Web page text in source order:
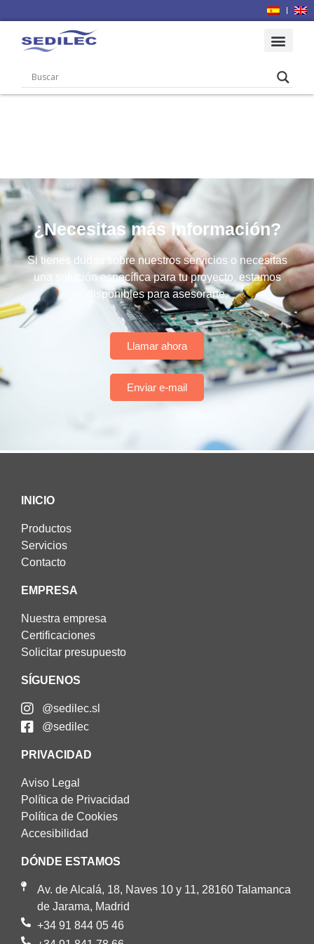
¿Necesitas más información?
Si tienes dudas sobre nuestros servicios o necesitas
una solución específica para tu proyecto, estamos
disponibles para asesorarte.
Llamar ahora
Enviar e-mail
INICIO
Productos
Servicios
Contacto
EMPRESA
Nuestra empresa
Certificaciones
Solicitar presupuesto
SÍGUENOS
@sedilec.sl
@sedilec
PRIVACIDAD
Aviso Legal
Política de Privacidad
Política de Cookies
Accesibilidad
DÓNDE ESTAMOS
Av. de Alcalá, 18, Naves 10 y 11, 28160 Talamanca
de Jarama, Madrid
+34 91 844 05 46